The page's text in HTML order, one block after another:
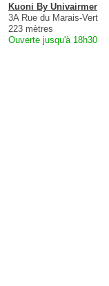
Kuoni By Univairmer
3A Rue du Marais-Vert
223 mètres
Ouverte jusqu'à 18h30